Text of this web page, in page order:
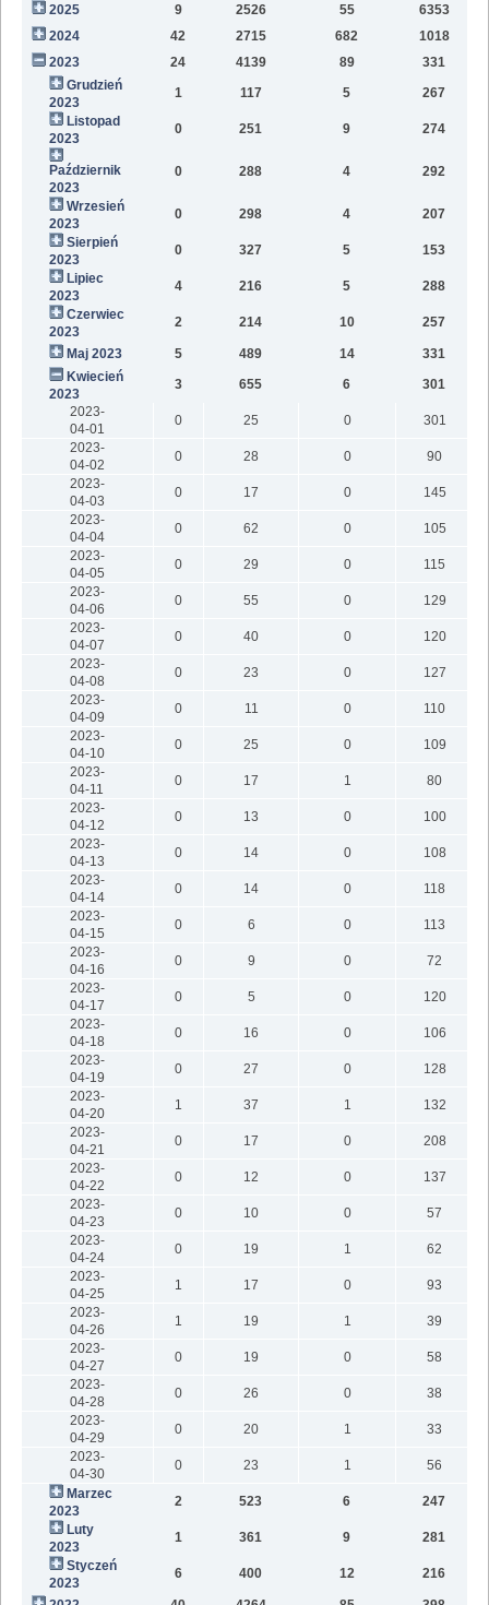
2025 9 2526 55 6353
2024
42 2715 682 1018
2023
24 4139 89 331
Grudzień
2023
1 117 5 267
Listopad
2023
0 251 9 274
Październik
2023
0 288 4 292
Wrzesień
2023
0 298 4 207
Sierpień
2023
0 327 5 153
Lipiec
2023
4 216 5 288
Czerwiec
2023
2 214 10 257
Maj 2023 5 489 14 331
Kwiecień
2023
3 655 6 301
2023-
04-01
0 25 0
301
2023-
04-02
0 28 0
90
2023-
04-03
0 17 0
145
2023-
04-04
0 62 0
105
2023-
04-05
0 29 0
115
2023-
04-06
0 55 0
129
2023-
04-07
0 40 0
120
2023-
04-08
0 23 0
127
2023-
04-09
0 11 0
110
2023-
04-10
0 25 0
109
2023-
04-11
0 17 1
80
2023-
04-12
0 13 0
100
2023-
04-13
0 14 0
108
2023-
04-14
0 14 0
118
2023-
04-15
0 6 0
113
2023-
04-16
0 9 0
72
2023-
04-17
0 5 0
120
2023-
04-18
0 16 0
106
2023-
04-19
0 27 0
128
2023-
04-20
1 37 1
132
2023-
04-21
0 17 0
208
2023-
04-22
0 12 0
137
2023-
04-23
0 10 0
57
2023-
04-24
0 19 1
62
2023-
04-25
1 17 0
93
2023-
04-26
1 19 1
39
2023-
04-27
0 19 0
58
2023-
04-28
0 26 0
38
2023-
04-29
0 20 1
33
2023-
04-30
0 23 1
56
Marzec
2023
2 523 6 247
Luty
2023
1 361 9 281
Styczeń
2023
6 400 12 216